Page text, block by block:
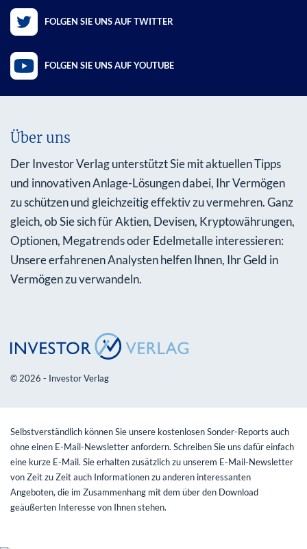
FOLGEN SIE UNS AUF TWITTER
FOLGEN SIE UNS AUF YOUTUBE
Über uns
Der Investor Verlag unterstützt Sie mit aktuellen Tipps
und innovativen Anlage-Lösungen dabei, Ihr Vermögen
zu schützen und gleichzeitig effektiv zu vermehren. Ganz
gleich, ob Sie sich für Aktien, Devisen, Kryptowährungen,
Optionen, Megatrends oder Edelmetalle interessieren:
Unsere erfahrenen Analysten helfen Ihnen, Ihr Geld in
Vermögen zu verwandeln.
© 2026 - Investor Verlag
Selbstverständlich können Sie unsere kostenlosen Sonder-Reports auch
ohne einen E-Mail-Newsletter anfordern. Schreiben Sie uns dafür einfach
eine kurze E-Mail. Sie erhalten zusätzlich zu unserem E-Mail-Newsletter
von Zeit zu Zeit auch Informationen zu anderen interessanten
Angeboten, die im Zusammenhang mit dem über den Download
geäußerten Interesse von Ihnen stehen.